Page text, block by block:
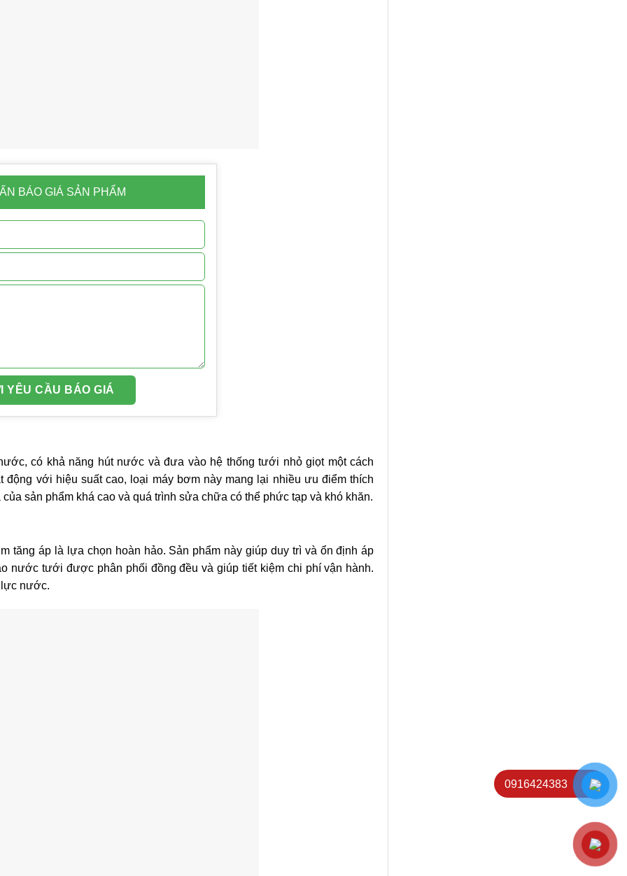
BÁO GIÁ SẢN PHẨM
có khả năng hút nước và đưa vào hệ thống tưới nhỏ giọt một cách
với hiệu suất cao, loại máy bơm này mang lại nhiều ưu điểm thích
sản phẩm khá cao và quá trình sửa chữa có thể phức tạp và khó khăn.
áp là lựa chọn hoàn hảo. Sản phẩm này giúp duy trì và ổn định áp
nước tưới được phân phối đồng đều và giúp tiết kiệm chi phí vận hành.
lực nước.
0916424383